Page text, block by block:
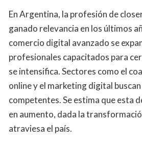
En Argentina, la profesión de
ganado relevancia en los últimos
comercio digital avanzado se
profesionales capacitados para
se intensifica. Sectores como el
online y el marketing digital
competentes. Se estima que esta
en aumento, dada la
atraviesa el país.